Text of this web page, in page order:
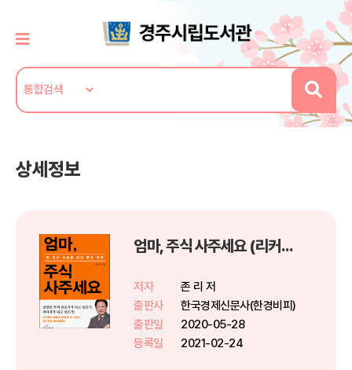
상세정보
엄마, 주식 사주세요 (리커버 에디션)
저자
존 리 저
출판사
한국경제신문사(한경비피)
출판일
2020-05-28
등록일
2021-02-24